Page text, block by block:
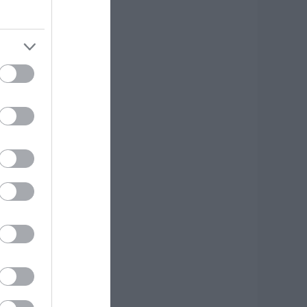
63χρονη
στη Σκύρο:
εικόνες και
| 22:04